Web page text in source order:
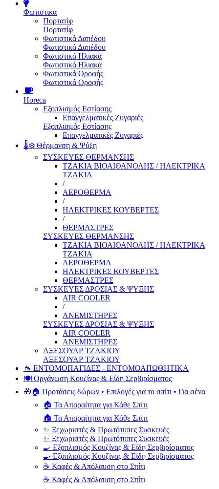
Φωτιστικά
Πορτατίφ
Πορτατίφ
Φωτιστικά Δαπέδου
Φωτιστικά Δαπέδου
Φωτιστικά Ηλιακά
Φωτιστικά Ηλιακά
Φωτιστικά Οροφής
Φωτιστικά Οροφής
Horeca
Εξοπλισμός Εστίασης
Επαγγελματικές Ζυγαριές
Εξοπλισμός Εστίασης
Επαγγελματικές Ζυγαριές
🌡️❄️ Θέρμανση & Ψύξη
ΣΥΣΚΕΥΕΣ ΘΕΡΜΑΝΣΗΣ
ΤΖΑΚΙΑ ΒΙΟΑΙΘΑΝΟΛΗΣ / ΗΛΕΚΤΡΙΚΑ
ΤΖΑΚΙΑ
/
ΑΕΡΟΘΕΡΜΑ
/
ΗΛΕΚΤΡΙΚΕΣ ΚΟΥΒΕΡΤΕΣ
/
ΘΕΡΜΑΣΤΡΕΣ
ΣΥΣΚΕΥΕΣ ΘΕΡΜΑΝΣΗΣ
ΤΖΑΚΙΑ ΒΙΟΑΙΘΑΝΟΛΗΣ / ΗΛΕΚΤΡΙΚΑ
ΤΖΑΚΙΑ
ΑΕΡΟΘΕΡΜΑ
ΗΛΕΚΤΡΙΚΕΣ ΚΟΥΒΕΡΤΕΣ
ΘΕΡΜΑΣΤΡΕΣ
ΣΥΣΚΕΥΕΣ ΔΡΟΣΙΑΣ & ΨΥΞΗΣ
AIR COOLER
/
ΑΝΕΜΙΣΤΗΡΕΣ
ΣΥΣΚΕΥΕΣ ΔΡΟΣΙΑΣ & ΨΥΞΗΣ
AIR COOLER
ΑΝΕΜΙΣΤΗΡΕΣ
ΑΞΕΣΟΥΑΡ ΤΖΑΚΙΟΥ
ΑΞΕΣΟΥΑΡ ΤΖΑΚΙΟΥ
🦟 ΕΝΤΟΜΟΠΑΓΙΔΕΣ - ΕΝΤΟΜΟΑΠΩΘΗΤΙΚΑ
🍽️ Οργάνωση Κουζίνας & Είδη Σερβιρίσματος
🎁🏠 Προτάσεις δώρων • Επιλογές για το σπίτι • Για σένα
🏠 Τα Απαραίτητα για Κάθε Σπίτι
🏠 Τα Απαραίτητα για Κάθε Σπίτι
✨ Ξεχωριστές & Πρωτότυπες Συσκευές
✨ Ξεχωριστές & Πρωτότυπες Συσκευές
🍳 Εξοπλισμός Κουζίνας & Είδη Σερβιρίσματος
🍳 Εξοπλισμός Κουζίνας & Είδη Σερβιρίσματος
☕ Καφές & Απόλαυση στο Σπίτι
☕ Καφές & Απόλαυση στο Σπίτι